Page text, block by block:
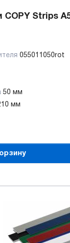
COPY Strips
055011050rot
50 мм
мм